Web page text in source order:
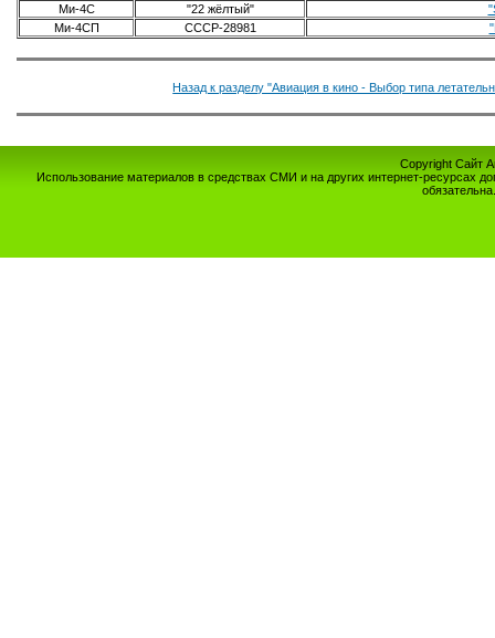
Ми-4С
"22 жёлтый"
Ми-4СП
CCCP-28981
Назад к разделу "Авиация в кино - Выбор типа
Copyright Сайт
Использование материалов в средствах СМИ и на других интернет-ресурсах
обязательна.